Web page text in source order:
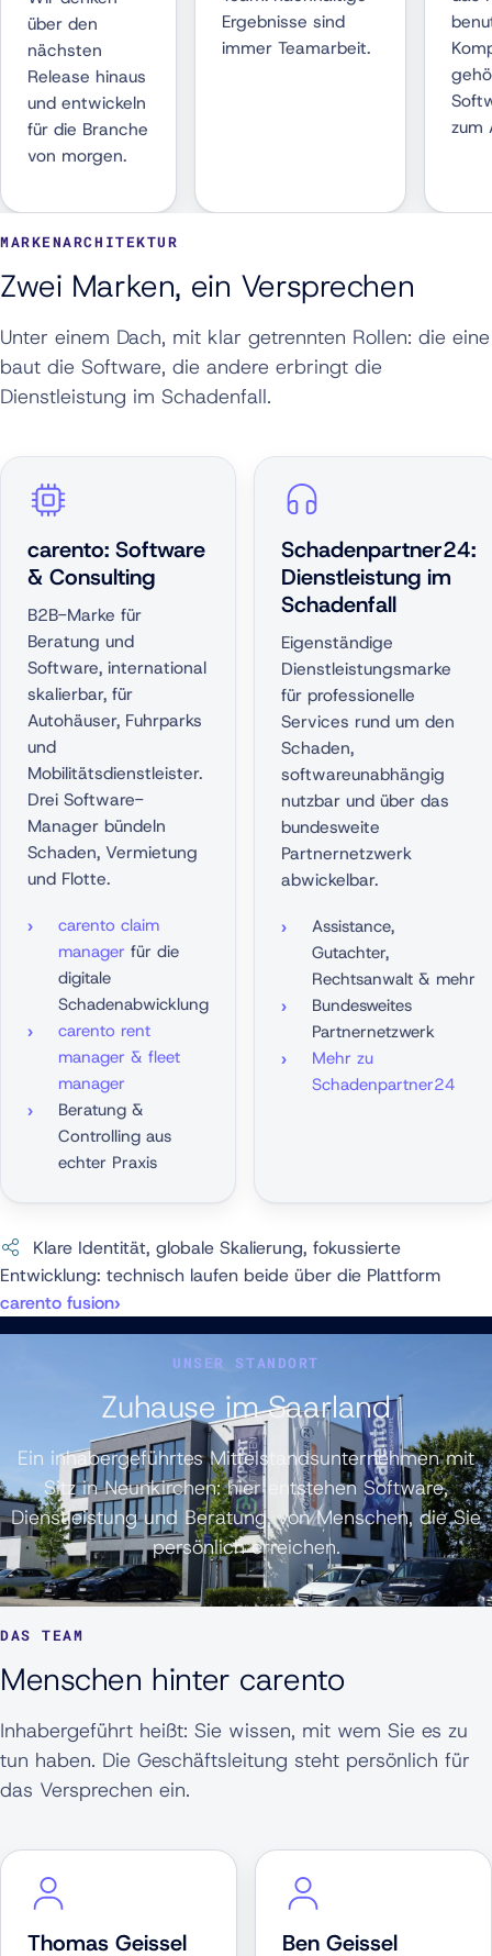
über den
nächsten
Release hinaus
und entwickeln
für die Branche
von morgen.
Ergebnisse sind
immer Teamarbeit.
zum
MARKENARCHITEKTUR
Zwei Marken, ein Versprechen
Unter einem Dach, mit klar getrennten Rollen: die eine
baut die Software, die andere erbringt die
Dienstleistung im Schadenfall.
carento: Software
& Consulting
B2B-Marke für
Beratung und
Software, international
skalierbar, für
Autohäuser, Fuhrparks
und
Mobilitätsdienstleister.
Drei Software-
Manager bündeln
Schaden, Vermietung
und Flotte.
carento claim
manager für die
digitale
Schadenabwicklung
carento rent
manager & fleet
manager
Beratung &
Controlling aus
echter Praxis
Schadenpartner24:
Dienstleistung im
Schadenfall
Eigenständige
Dienstleistungsmarke
für professionelle
Services rund um den
Schaden,
softwareunabhängig
nutzbar und über das
bundesweite
Partnernetzwerk
abwickelbar.
Assistance,
Gutachter,
Rechtsanwalt & mehr
Bundesweites
Partnernetzwerk
Mehr zu
Schadenpartner24
Klare Identität, globale Skalierung, fokussierte
Entwicklung: technisch laufen beide über die Plattform
carento fusion
UNSER STANDORT
Zuhause im Saarland
Ein inhabergeführtes Mittelstandsunternehmen mit
Sitz in Neunkirchen: hier entstehen Software,
Dienstleistung und Beratung, von Menschen, die Sie
persönlich erreichen.
DAS TEAM
Menschen hinter carento
Inhabergeführt heißt: Sie wissen, mit wem Sie es zu
tun haben. Die Geschäftsleitung steht persönlich für
das Versprechen ein.
Thomas Geissel Ben Geissel